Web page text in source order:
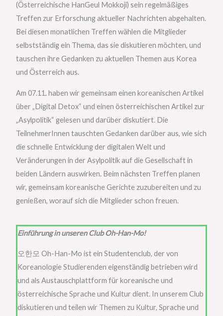
(Österreichische HanGeul Mokkoji) sein regelmäßiges
Treffen zur Erforschung aktueller Nachrichten abgehalten.
Bei diesen monatlichen Treffen wählen die Mitglieder
selbstständig ein Thema, das sie diskutieren möchten, und
tauschen ihre Gedanken zu aktuellen Themen aus Korea
und Österreich aus.
Am 07.11. haben wir gemeinsam einen koreanischen Artikel
über „Digital Detox“ und einen österreichischen Artikel zur
„Asylpolitik“ gelesen und darüber diskutiert. Die
TeilnehmerInnen tauschten Gedanken darüber aus, wie sich
die schnelle Entwicklung der digitalen Welt und
Veränderungen in der Asylpolitik auf die Gesellschaft in
beiden Ländern auswirken. Beim nächsten Treffen planen
wir, gemeinsam koreanische Gerichte zuzubereiten und zu
genießen, worauf sich die Mitglieder schon freuen.
Einführung in unserenClub Oh-Han-Mo!
오한모 Oh-Han-Mo ist ein Studentenclub, der von
Koreanologie Studierenden eigenständig betrieben wird
und als Austauschplattform für koreanische und
österreichische Sprache und Kultur dient. In unserem Club
diskutieren und teilen wir Themen zu Kultur, Sprache und